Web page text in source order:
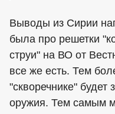
Выводы из Сирии
была про решетки
струи" на ВО от
все же есть. Тем
"скворечнике" будет
оружия. Тем самым